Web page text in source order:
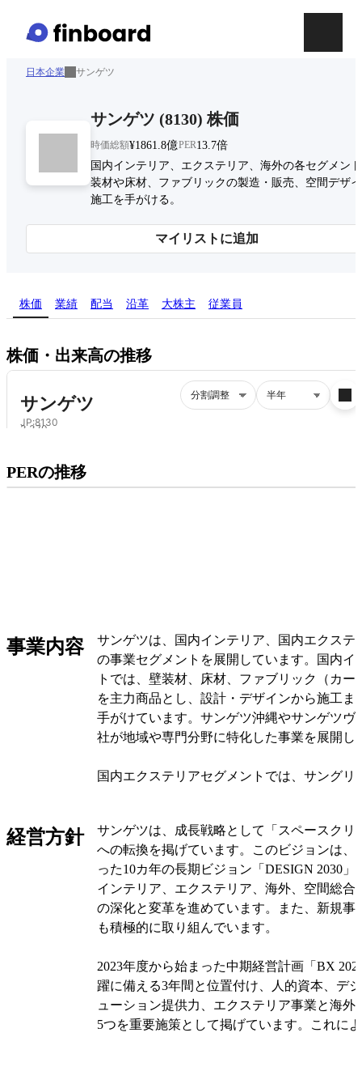
日本企業 サンゲツ
サンゲツ (8130) 株価
時価総額¥1861.8億PER13.7倍
国内インテリア、エクステリア、海外の各セグメン
装材や床材、ファブリックの製造・販売、空間デザ
施工を手がける。
マイリストに追加
株価 業績 配当 沿革 大株主 従業員
株価・出来高の推移
PERの推移プレミアム会員にご登録いただくと、
PERの推移にアクセスできます。
事業内容
サンゲツは、国内インテリア、国内エクステ
の事業セグメントを展開しています。国内イ
トでは、壁装材、床材、ファブリック（カー
を主力商品とし、設計・デザインから施工ま
手がけています。サンゲツ沖縄やサンゲツヴ
社が地域や専門分野に特化した事業を展開し
国内エクステリアセグメントでは、サングリ
も行っており、顧客の多様なニーズに応えて
海外セグメントでは、米国のKOROSEAL
PRODUCTS HOLDINGS, INC.が壁紙の製造
ます。シンガポールのGoodrich Global
アジア、中国・香港でインテリア商材を販売
業施設の空間デザインと内装施工を手がけて
オリジナルを見る
経営方針
サンゲツは、成長戦略として「スペースクリ
への転換を掲げています。このビジョンは、
った10カ年の長期ビジョン「DESIGN 2030
インテリア、エクステリア、海外、空間総合
の深化と変革を進めています。また、新規事
も積極的に取り組んでいます。
2023年度から始まった中期経営計画「BX
躍に備える3年間と位置付け、人的資本、デ
ューション提供力、エクステリア事業と海外
5つを重要施策として掲げています。これに